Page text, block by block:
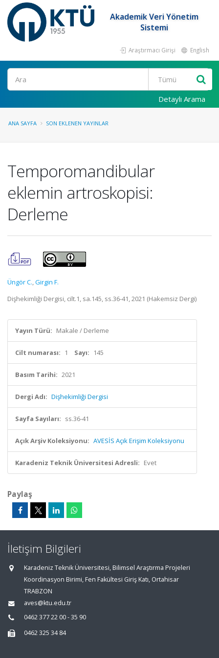
Akademik Veri Yönetim
Sistemi
Araştırmacı Girişi English
Ara
Detaylı Arama
ANA SAYFA SON EKLENEN YAYINLAR
Temporomandibular
eklemin artroskopisi:
Derleme
Üngör C.,Girgin F.
Dişhekimliği Dergisi, cilt.1, sa.145, ss.36-41, 2021 (Hakemsiz Dergi)
Yayın Türü: Makale / Derleme
Cilt numarası: 1 Sayı: 145
Basım Tarihi: 2021
Dergi Adı: Dişhekimliği Dergisi
Sayfa Sayıları: ss.36-41
Açık Arşiv Koleksiyonu: AVESİS Açık Erişim Koleksiyonu
Karadeniz Teknik Üniversitesi Adresli: Evet
Paylaş
İletişim Bilgileri
Karadeniz Teknik Üniversitesi, Bilimsel Araştırma Projeleri
Koordinasyon Birimi, Fen Fakültesi Giriş Katı, Ortahisar
TRABZON
aves@ktu.edu.tr
0462 377 22 00 - 35 90
0462 325 34 84